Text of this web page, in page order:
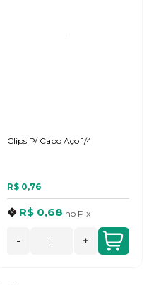
Clips P/ Cabo Aço 1/4
R$ 0,76
R$ 0,68 no Pix
- +